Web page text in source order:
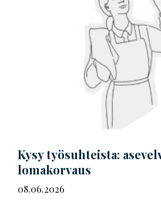
Kysy työsuhteista:
lomakorvaus
08.06.2026